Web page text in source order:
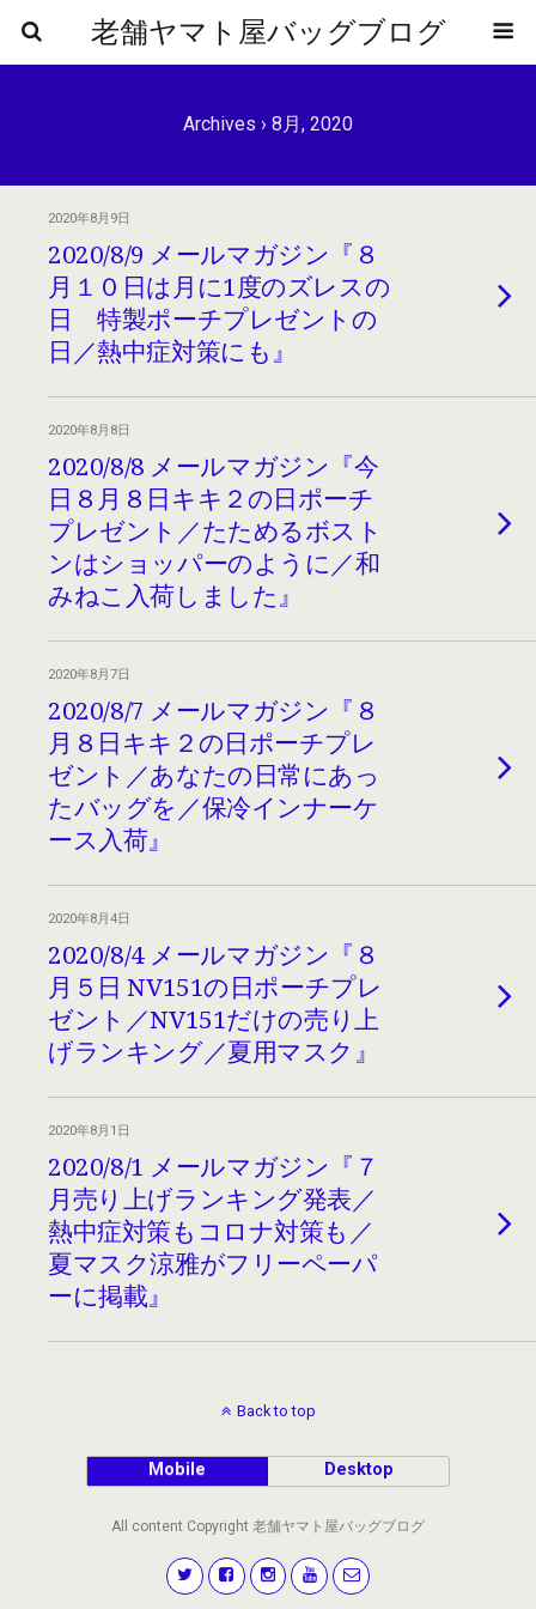
老舗ヤマト屋バッグブログ
Archives › 8月, 2020
2020年8月9日
2020/8/9 メールマガジン『８
月１０日は月に1度のズレスの
日 特製ポーチプレゼントの
日／熱中症対策にも』
2020年8月8日
2020/8/8 メールマガジン『今
日８月８日キキ２の日ポーチ
プレゼント／たためるボスト
ンはショッパーのように／和
みねこ入荷しました』
2020年8月7日
2020/8/7 メールマガジン『８
月８日キキ２の日ポーチプレ
ゼント／あなたの日常にあっ
たバッグを／保冷インナーケ
ース入荷』
2020年8月4日
2020/8/4 メールマガジン『８
月５日 NV151の日ポーチプレ
ゼント／NV151だけの売り上
げランキング／夏用マスク』
2020年8月1日
2020/8/1 メールマガジン『７
月売り上げランキング発表／
熱中症対策もコロナ対策も／
夏マスク涼雅がフリーペーパ
ーに掲載』
Back to top
Mobile Desktop
All content Copyright 老舗ヤマト屋バッグブログ